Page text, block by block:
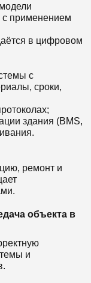
с применением
в цифровом
с
сроки,
здания (BMS,
ремонт и
объекта в
и